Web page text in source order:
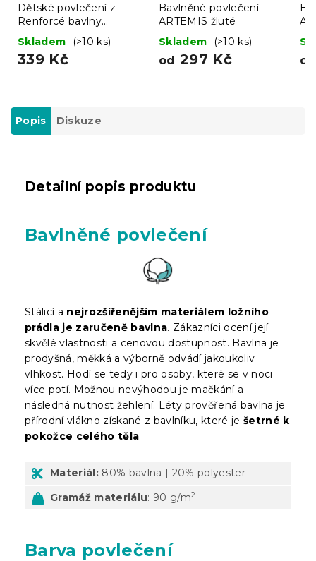
Dětské povlečení z
Renforcé bavlny
DINOROO barevné
Skladem (>10 ks)
339 Kč
Bavlněné povlečení
ARTEMIS žluté
Skladem
(>10 ks)
od 297 Kč od
Popis Diskuze
Detailní popis produktu
Bavlněné povlečení
Stálicí a nejrozšířenějším materiálem ložního
prádla je zaručeně bavlna. Zákazníci ocení její
skvělé vlastnosti a cenovou dostupnost. Bavlna je
prodyšná, měkká a výborně odvádí jakoukoliv
vlhkost. Hodí se tedy i pro osoby, které se v noci
více potí. Možnou nevýhodou je mačkání a
následná nutnost žehlení. Léty prověřená bavlna je
přírodní vlákno získané z bavlníku, které je šetrné k
pokožce celého těla.
Materiál: 80% bavlna | 20% polyester
Gramáž materiálu: 90 g/m2
Barva povlečení